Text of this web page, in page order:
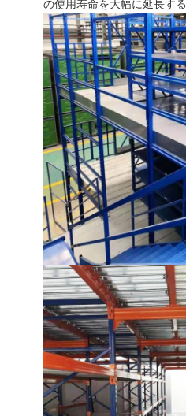
ホーム
製品
ビデオ
わたしたち に つい て
工場 ツアー
の使用寿命を大幅に延長する.